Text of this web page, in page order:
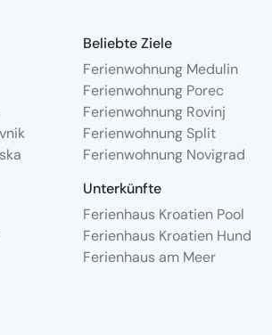
Beliebte Ziele
Ferienwohnung Medulin
Ferienwohnung Porec
Ferienwohnung Rovinj
Ferienwohnung Split
Ferienwohnung Novigrad
Unterkünfte
Ferienhaus Kroatien Pool
Ferienhaus Kroatien Hund
Ferienhaus am Meer